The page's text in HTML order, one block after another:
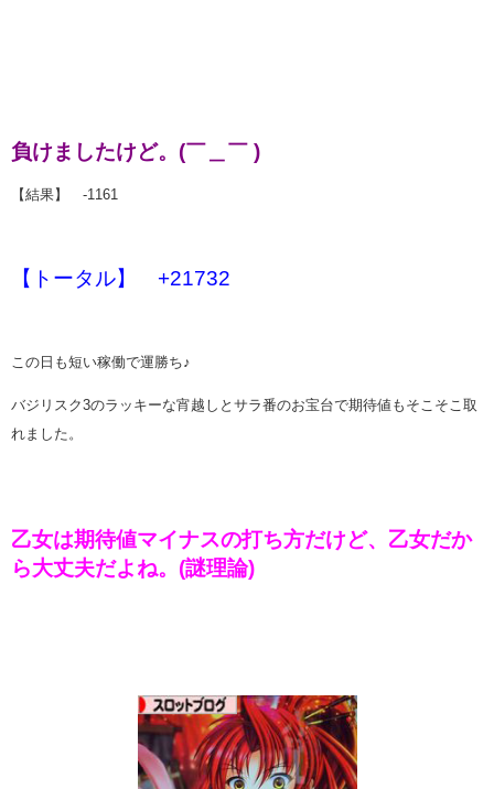
負けましたけど。(￣＿￣ )
【結果】 -1161
【トータル】 +21732
この日も短い稼働で運勝ち♪
バジリスク3のラッキーな宵越しとサラ番のお宝台で期待値もそこそこ取
れました。
乙女は期待値マイナスの打ち方だけど、乙女だか
ら大丈夫だよね。(謎理論)